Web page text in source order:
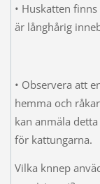
• Huskatten
är långhårig
• Observera att
hemma och
kan anmäla
för kattungarna.
Vilka knnep